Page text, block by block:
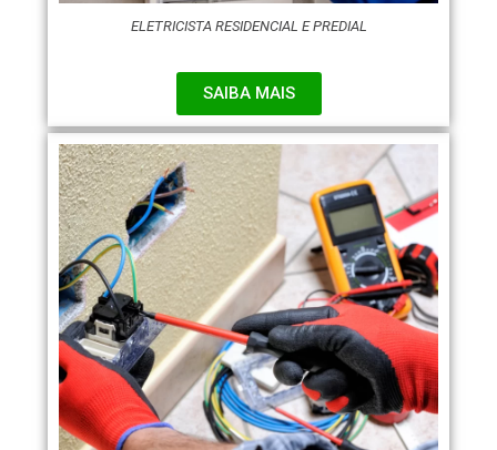
ELETRICISTA RESIDENCIAL E PREDIAL
SAIBA MAIS